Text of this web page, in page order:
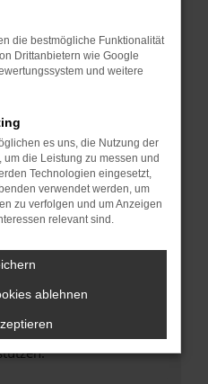
vorübergehende
neuesten Stand
nicht nur ein
kann auch dazu
Funktionen nicht mehr
Schritte versucht
Wir werden
um uns bei der
die bestmögliche Funktionalität
Drittanbietern wie Google
und weitere
es uns, die Nutzung der
die Leistung zu messen und
Technologien eingesetzt,
verwendet werden, um
zu verfolgen und um Anzeigen
relevant sind.
ablehnen